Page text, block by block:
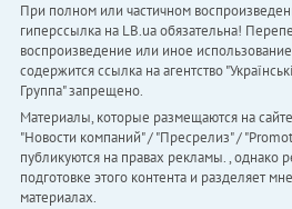
При полном или частичном
гиперссылка на LB.ua обязательна!
воспроизведение или иное
содержится ссылка на агентство
Группа" запрещено.
Материалы, которые размещаются на
"Новости компаний" / "Пресрелиз" /
публикуются на правах рекламы. , однако
подготовке этого контента и разделяет
материалах.